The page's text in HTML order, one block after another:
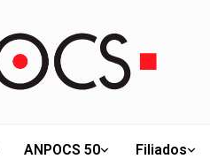
ANPOCS 50 Filiados